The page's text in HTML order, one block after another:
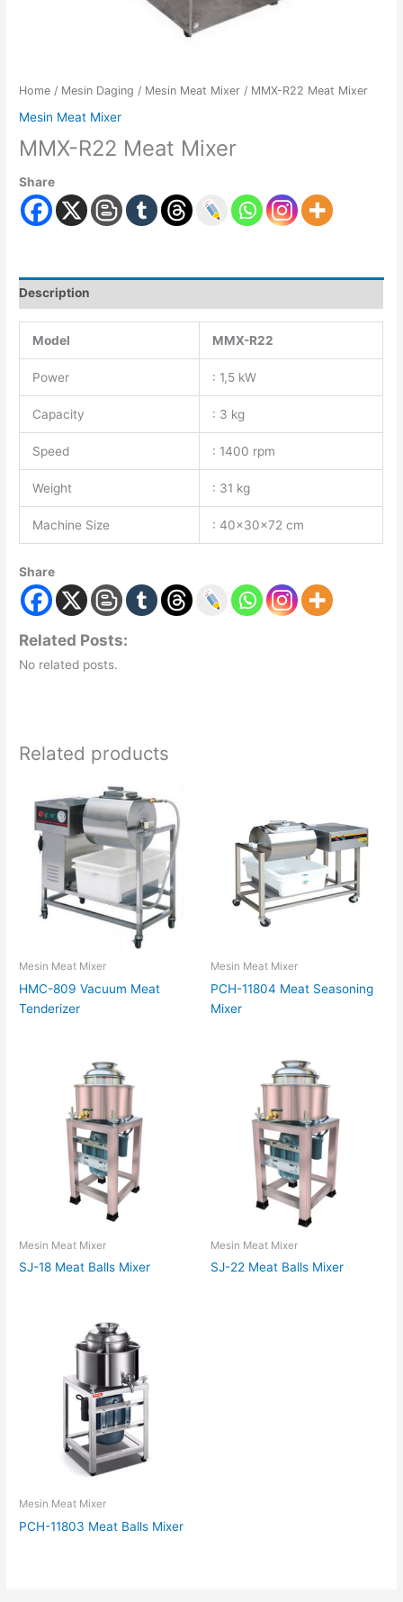
Home / Mesin Daging / Mesin Meat Mixer / MMX-R22 Meat Mixer
Mesin Meat Mixer
MMX-R22 Meat Mixer
Share
Description
Model MMX-R22
Power : 1,5 kW
Capacity : 3 kg
Speed : 1400 rpm
Weight : 31 kg
Machine Size : 40x30x72 cm
Share
Related Posts:
No related posts.
Related products
Mesin Meat Mixer
HMC-809 Vacuum Meat
Tenderizer
Mesin Meat Mixer
PCH-11804 Meat Seasoning
Mixer
Mesin Meat Mixer
SJ-18 Meat Balls Mixer
Mesin Meat Mixer
SJ-22 Meat Balls Mixer
Mesin Meat Mixer
PCH-11803 Meat Balls Mixer